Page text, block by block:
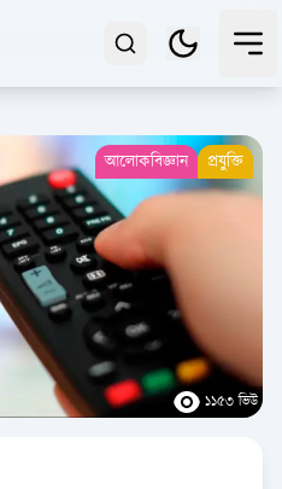
আলোকবিজ্ঞান প্রযুক্তি
১১৫৩ ভিউ